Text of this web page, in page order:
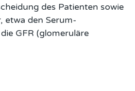
des Patienten sowie
etwa den Serum-
GFR (glomeruläre